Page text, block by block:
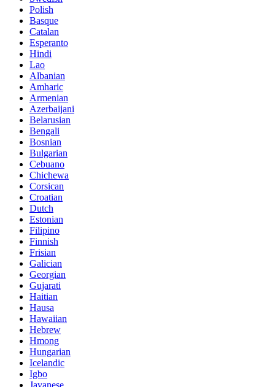
Polish
Basque
Catalan
Esperanto
Hindi
Lao
Albanian
Amharic
Armenian
Azerbaijani
Belarusian
Bengali
Bosnian
Bulgarian
Cebuano
Chichewa
Corsican
Croatian
Dutch
Estonian
Filipino
Finnish
Frisian
Galician
Georgian
Gujarati
Haitian
Hausa
Hawaiian
Hebrew
Hmong
Hungarian
Icelandic
Igbo